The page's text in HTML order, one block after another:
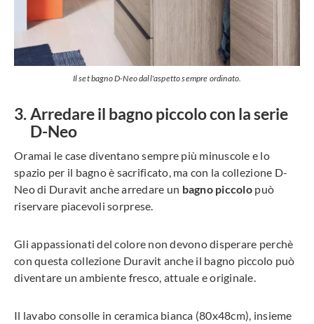
Il set bagno D-Neo dall'aspetto sempre ordinato.
Arredare il bagno piccolo con la serie
D-Neo
Oramai le case diventano sempre più minuscole e lo
spazio per il bagno è sacrificato, ma con la collezione D-
Neo di Duravit anche arredare un bagno piccolopuò
riservare piacevoli sorprese.
Gli appassionati del colore non devono disperare perchè
con questa collezione Duravit anche il bagno piccolo può
diventare un ambiente fresco, attuale e originale.
Il lavabo consolle in ceramica bianca (80x48cm), insieme